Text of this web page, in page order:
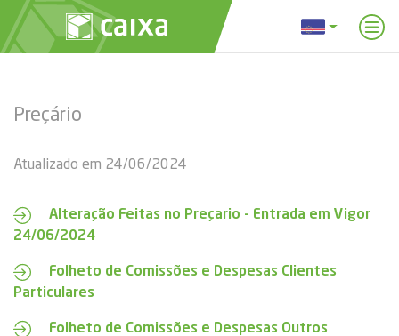
Preçário
Atualizado em 24/06/2024
Alteração Feitas no Preçario - Entrada em Vigor
24/06/2024
Folheto de Comissões e Despesas Clientes
Particulares
Folheto de Comissões e Despesas Outros